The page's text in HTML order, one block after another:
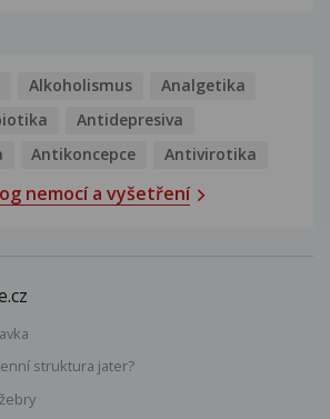
Alkoholismus
Analgetika
Antidepresiva
Antikoncepce Antivirotika
nemocí a vyšetření
struktura jater?